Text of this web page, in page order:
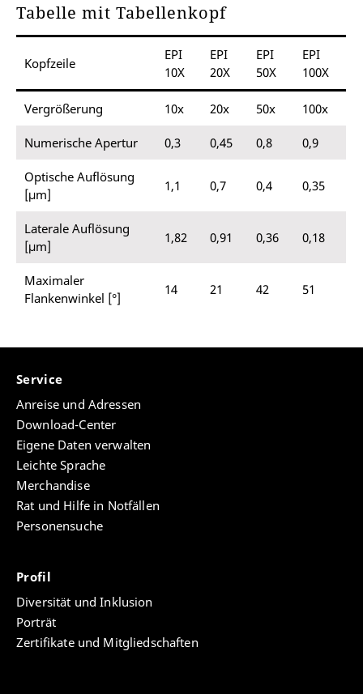
Tabelle mit Tabellenkopf
Kopfzeile
EPI
10X
EPI
20X
EPI
50X
EPI
100X
Vergrößerung 10x 20x 50x 100x
Numerische Apertur 0,3 0,45 0,8 0,9
Optische Auflösung
[μm]
1,1 0,7 0,4 0,35
Laterale Auflösung
[μm]
1,82 0,91 0,36 0,18
Maximaler
Flankenwinkel [°]
14 21 42 51
Service
Anreise und Adressen
Download-Center
Eigene Daten verwalten
Leichte Sprache
Merchandise
Rat und Hilfe in Notfällen
Personensuche
Profil
Diversität und Inklusion
Porträt
Zertifikate und Mitgliedschaften